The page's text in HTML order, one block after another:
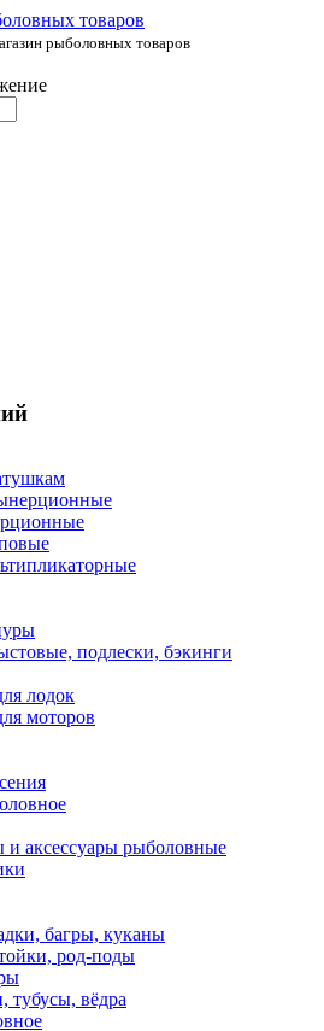
рыболовных товаров
подлески, бэкинги
лодок
моторов
аксессуары рыболовные
багры, куканы
род-поды
тубусы, вёдра